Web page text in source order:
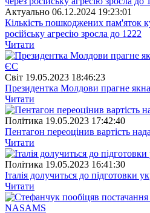
Актуально 06.12.2024 19:23:01
Кількість пошкоджених пам'яток
російську агресію зросла до 1222
Читати
Свiт 19.05.2023 18:46:23
Президентка Молдови прагне
Читати
Полiтика 19.05.2023 17:42:40
Пентагон переоцінив вартість
Читати
Полiтика 19.05.2023 16:41:30
Італія долучиться до підготовки
Читати